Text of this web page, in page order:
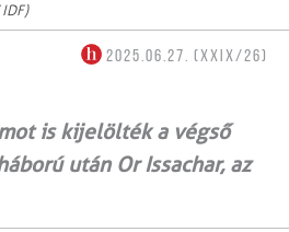
2025.06.27. (XXIX/26)
is kijelölték a végső
után Or Issachar, az